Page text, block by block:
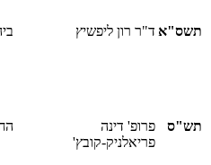
תשס"א ד"ר רון ליפשיץ
תש"ס
פרופ' דינה
פריאלניק-קובץ'